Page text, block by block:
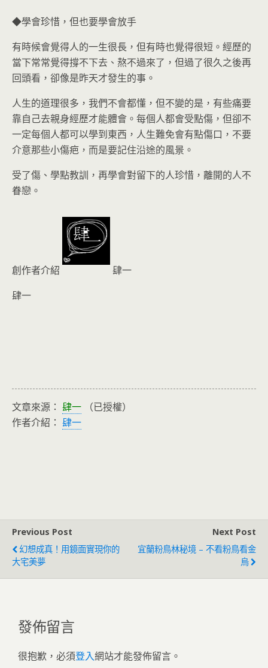
◆學會珍惜，但也要學會放手
有時候會覺得人的一生很長，但有時也覺得很短。經歷的
當下常常覺得撐不下去、熬不過來了，但過了很久之後再
回頭看，卻像是昨天才發生的事。
人生的道理很多，我們不會都懂，但不變的是，有些痛要
靠自己去親身經歷才能體會。每個人都會受點傷，但卻不
一定每個人都可以學到東西，人生難免會有點傷口，不要
介意那些小傷疤，而是要記住沿途的風景。
受了傷、學點教訓，再學會對留下的人珍惜，離開的人不
眷戀。
創作者介紹
肆一
肆一
文章來源： 肆一 （已授權）
作者介紹： 肆一
Previous Post
幻想成真！用鏡面實現你的
大宅美夢
Next Post
宜蘭粉鳥林秘境 – 不看粉鳥看金
烏
發佈留言
很抱歉，必須登入網站才能發佈留言。